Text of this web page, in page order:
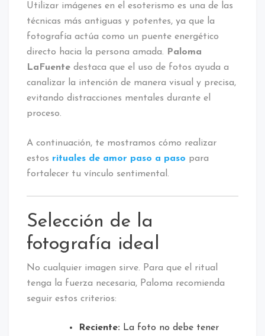
Utilizar imágenes en el esoterismo es una de las
técnicas más antiguas y potentes, ya que la
fotografía actúa como un puente energético
directo hacia la persona amada.
Paloma
LaFuente destaca que el uso de fotos ayuda a
canalizar la intención de manera visual y precisa,
evitando distracciones mentales durante el
proceso.
A continuación, te mostramos cómo realizar
estos rituales de amor paso a paso para
fortalecer tu vínculo sentimental.
Selección de la
fotografía ideal
No cualquier imagen sirve. Para que el ritual
tenga la fuerza necesaria, Paloma recomienda
seguir estos criterios:
Reciente: La foto no debe tener